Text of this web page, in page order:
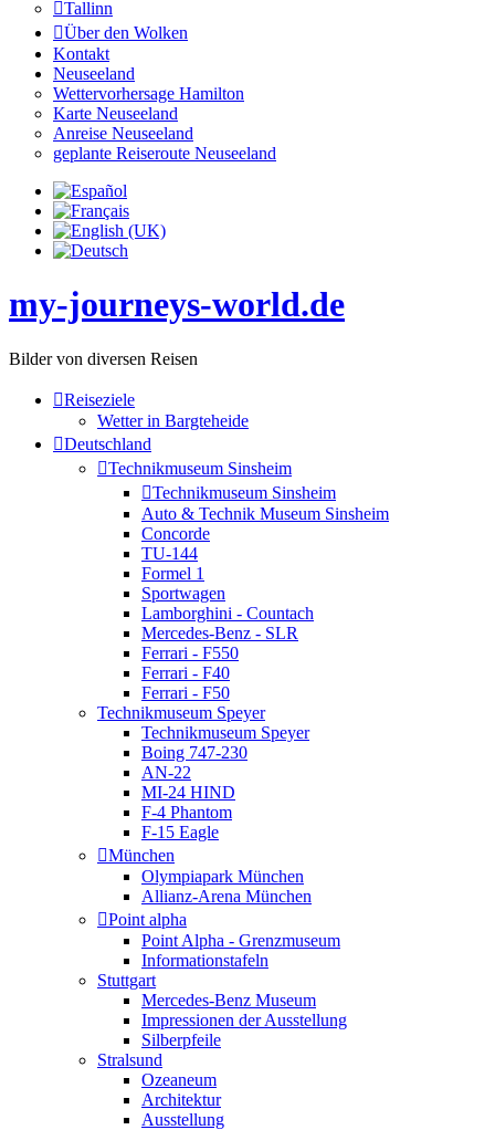
Tallinn
Über den Wolken
Kontakt
Neuseeland
Wettervorhersage Hamilton
Karte Neuseeland
Anreise Neuseeland
geplante Reiseroute Neuseeland
my-journeys-world.de
Bilder von diversen Reisen
Reiseziele
Wetter in Bargteheide
Deutschland
Technikmuseum Sinsheim
Technikmuseum Sinsheim
Auto & Technik Museum Sinsheim
Concorde
TU-144
Formel 1
Sportwagen
Lamborghini - Countach
Mercedes-Benz - SLR
Ferrari - F550
Ferrari - F40
Ferrari - F50
Technikmuseum Speyer
Technikmuseum Speyer
Boing 747-230
AN-22
MI-24 HIND
F-4 Phantom
F-15 Eagle
München
Olympiapark München
Allianz-Arena München
Point alpha
Point Alpha - Grenzmuseum
Informationstafeln
Stuttgart
Mercedes-Benz Museum
Impressionen der Ausstellung
Silberpfeile
Stralsund
Ozeaneum
Architektur
Ausstellung